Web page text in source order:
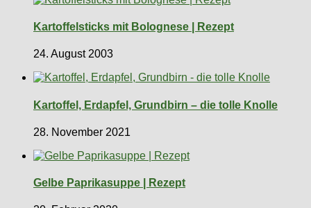
Kartoffelsticks mit Bolognese | Rezept
24. August 2003
Kartoffel, Erdapfel, Grundbirn – die tolle Knolle
28. November 2021
Gelbe Paprikasuppe | Rezept